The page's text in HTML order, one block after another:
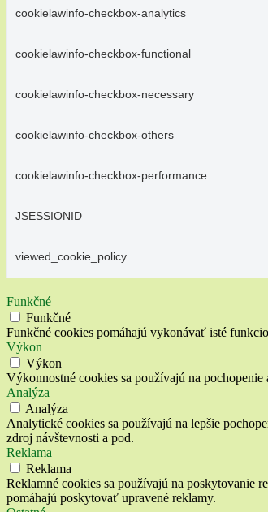
cookielawinfo-checkbox-analytics
cookielawinfo-checkbox-functional
cookielawinfo-checkbox-necessary
cookielawinfo-checkbox-others
cookielawinfo-checkbox-performance
JSESSIONID
viewed_cookie_policy
Funkčné
Funkčné
Funkčné cookies pomáhajú vykonávať isté
Výkon
Výkon
Výkonnostné cookies sa používajú na
Analýza
Analýza
Analytické cookies sa používajú na lepšie
zdroj návštevnosti a pod.
Reklama
Reklama
Reklamné cookies sa používajú na poskytovanie
pomáhajú poskytovať upravené reklamy.